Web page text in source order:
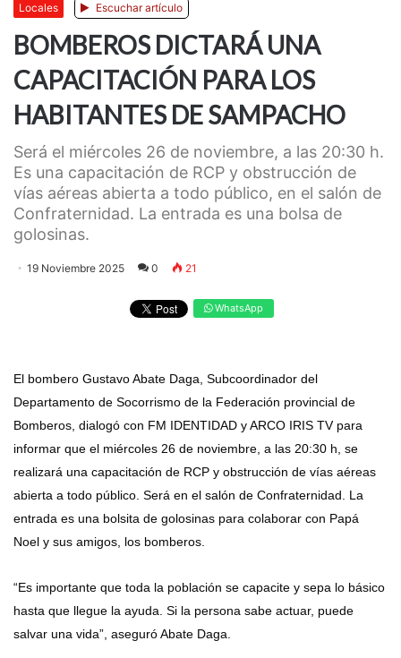
Locales Escuchar artículo
BOMBEROS DICTARÁ UNA
CAPACITACIÓN PARA LOS
HABITANTES DE SAMPACHO
Será el miércoles 26 de noviembre, a las 20:30 h.
Es una capacitación de RCP y obstrucción de
vías aéreas abierta a todo público, en el salón de
Confraternidad. La entrada es una bolsa de
golosinas.
19 Noviembre 2025 0 21
WhatsApp
El bombero Gustavo Abate Daga, Subcoordinador del
Departamento de Socorrismo de la Federación provincial de
Bomberos, dialogó con FM IDENTIDAD y ARCO IRIS TV para
informar que el miércoles 26 de noviembre, a las 20:30 h, se
realizará una capacitación de RCP y obstrucción de vías aéreas
abierta a todo público. Será en el salón de Confraternidad. La
entrada es una bolsita de golosinas para colaborar con Papá
Noel y sus amigos, los bomberos.
“Es importante que toda la población se capacite y sepa lo básico
hasta que llegue la ayuda. Si la persona sabe actuar, puede
salvar una vida”, aseguró Abate Daga.